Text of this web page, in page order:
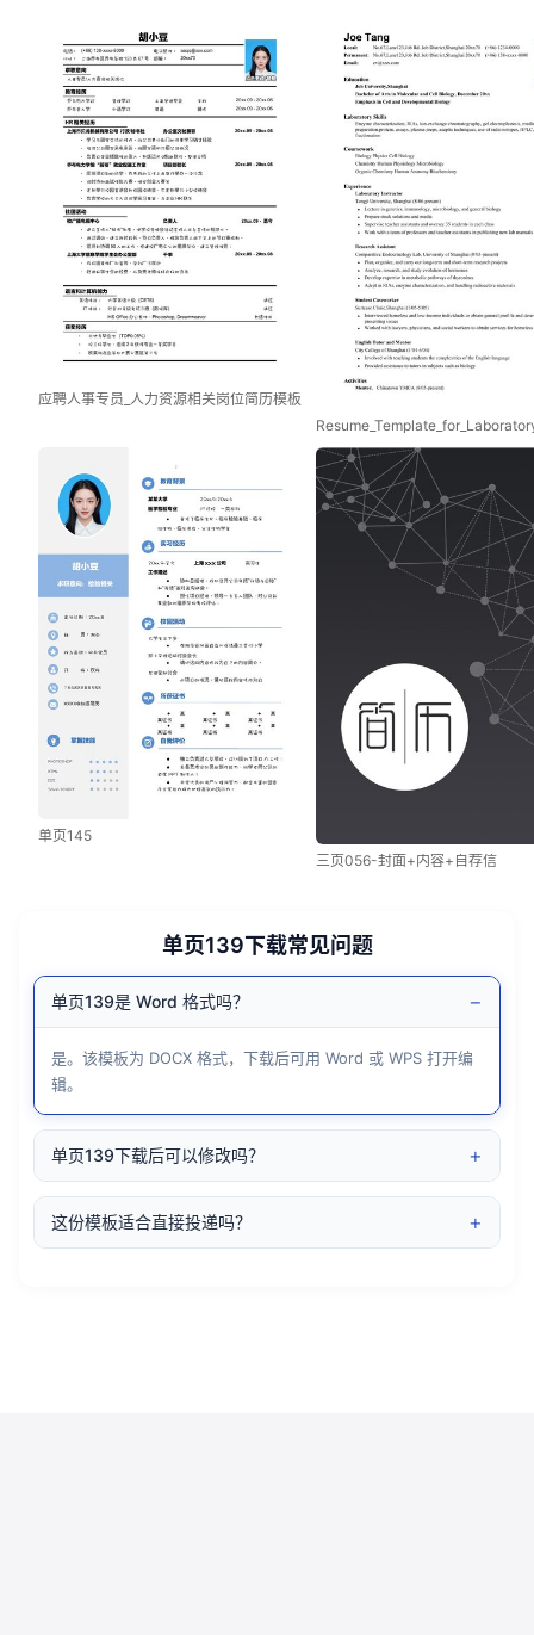
应聘人事专员_人力资源相关岗位简历模板
单页145
三页056-封面+内容+自荐信
单页139下载常见问题
单页139是 Word 格式吗？ −
是。该模板为 DOCX 格式，下载后可用 Word 或 WPS 打开编
辑。
单页139下载后可以修改吗？ +
这份模板适合直接投递吗？ +